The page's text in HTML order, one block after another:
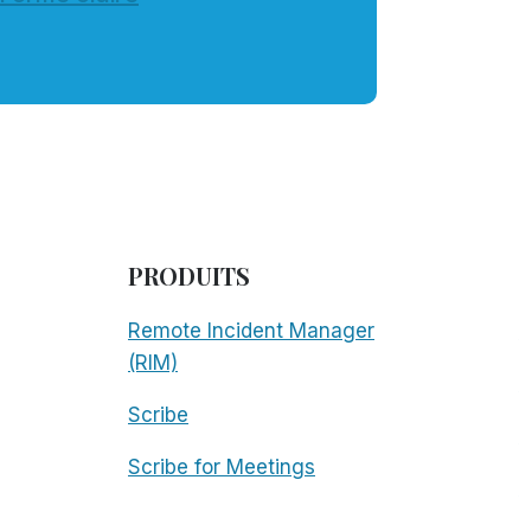
PRODUITS
Remote Incident Manager
(RIM)
Scribe
Scribe for Meetings